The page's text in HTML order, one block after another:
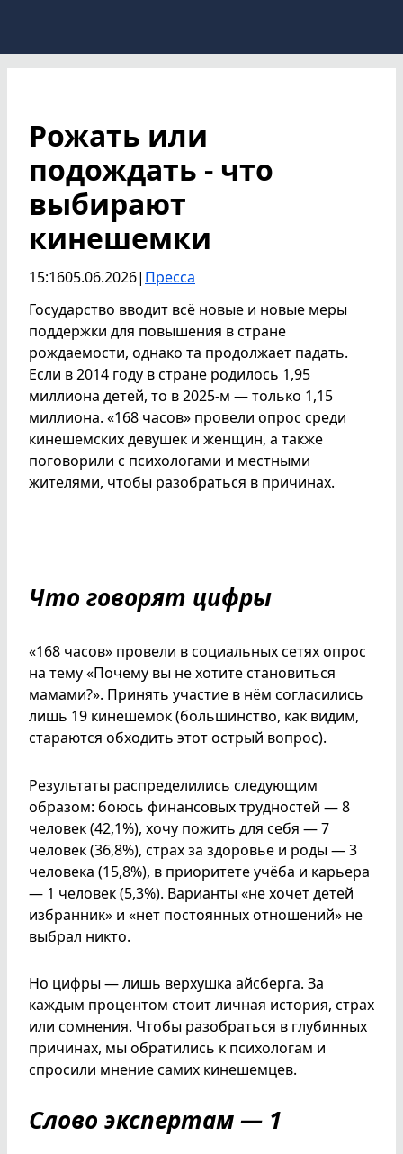
Рожать или
подождать - что
выбирают
кинешемки
15:1605.06.2026| Пресса
Государство вводит всё новые и новые меры
поддержки для повышения в стране
рождаемости, однако та продолжает падать.
Если в 2014 году в стране родилось 1,95
миллиона детей, то в 2025-м — только 1,15
миллиона. «168 часов» провели опрос среди
кинешемских девушек и женщин, а также
поговорили с психологами и местными
жителями, чтобы разобраться в причинах.
Что говорят цифры
«168 часов» провели в социальных сетях опрос
на тему «Почему вы не хотите становиться
мамами?». Принять участие в нём согласились
лишь 19 кинешемок (большинство, как видим,
стараются обходить этот острый вопрос).
Результаты распределились следующим
образом: боюсь финансовых трудностей — 8
человек (42,1%), хочу пожить для себя — 7
человек (36,8%), страх за здоровье и роды — 3
человека (15,8%), в приоритете учёба и карьера
— 1 человек (5,3%). Варианты «не хочет детей
избранник» и «нет постоянных отношений» не
выбрал никто.
Но цифры — лишь верхушка айсберга. За
каждым процентом стоит личная история, страх
или сомнения. Чтобы разобраться в глубинных
причинах, мы обратились к психологам и
спросили мнение самих кинешемцев.
Слово экспертам — 1